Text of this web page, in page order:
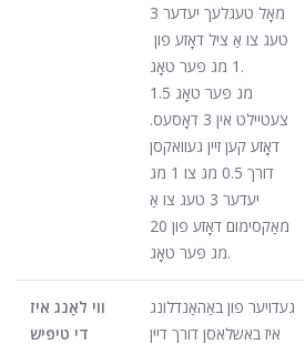
מאָל טעגלעך יעדער 3
1 מג פּער טאָג.
1.5 מג פּער טאָג
צעטיילט אין 3 דאָסעס.
דאָזע קען זיין געוואקסן
דורך 0.5 מג צו 1 מג
יעדער 3 טעג צו אַ
מאַקסימום דאָזע פון ​​20
מג פּער טאָג.
ווי לאַנג איז
די טיפּיש
געדויער פון באַהאַנדלונג
איז באשלאסן דורך דיין